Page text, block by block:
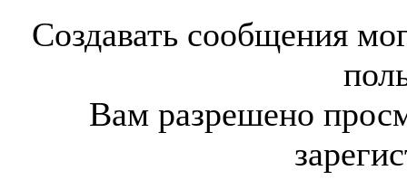
Создавать сообщения
Вам разрешено